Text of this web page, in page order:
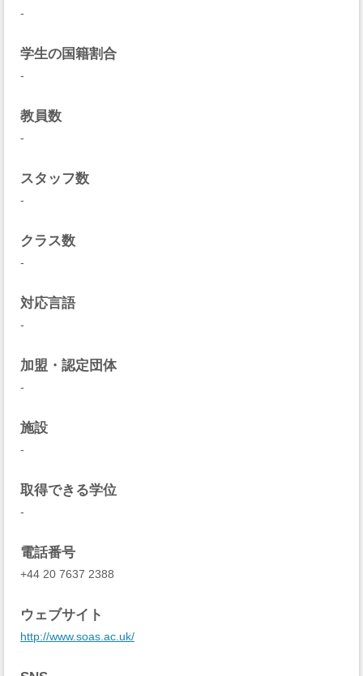
-
学生の国籍割合
-
教員数
-
スタッフ数
-
クラス数
-
対応言語
-
加盟・認定団体
-
施設
-
取得できる学位
-
電話番号
+44 20 7637 2388
ウェブサイト
http://www.soas.ac.uk/